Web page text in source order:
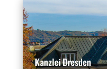
Kanzlei Dresden